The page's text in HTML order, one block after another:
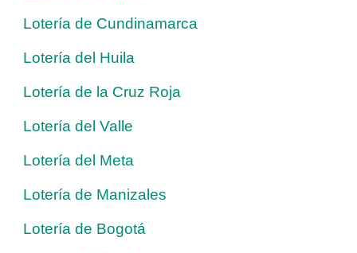
Lotería de Cundinamarca
Lotería del Huila
Lotería de la Cruz Roja
Lotería del Valle
Lotería del Meta
Lotería de Manizales
Lotería de Bogotá